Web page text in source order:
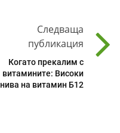
Следваща
публикация
Когато прекалим с
витамините: Високи
нива на витамин Б12